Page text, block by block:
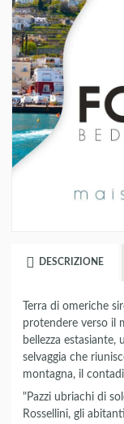
DESCRIZIONE
Terra di omeriche
protendere verso il
bellezza
selvaggia che
montagna, il
"Pazzi ubriachi di
Rossellini, gli